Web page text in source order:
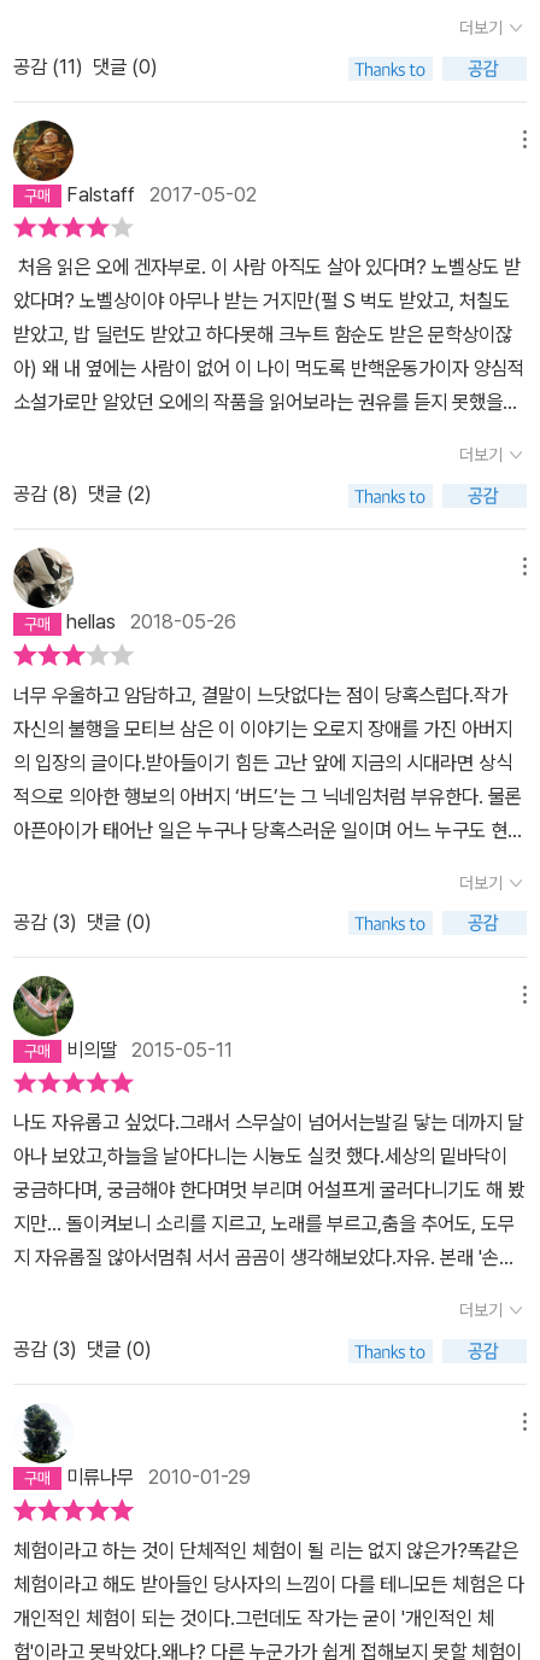
하지만 태어날 아이가 그 뚜껑을 꽝 하고 내리덮어 버릴 것이다. (14
p)” 태어날 아이를 기다리는 그의 심정을 그리는 이 글에서 감옥 문
이라고 하지 않고 감옥 뚜껑이라고 한다. 관 뚜껑과 죽음을 연상케 한
다. 그에게 아이의 탄생이 어떤 의미와 중압감을 주고 있는지를 알려
준다. 이런 불만과 두려움을 느끼고 있는 그에게 ‘뇌헤르니아’라는 질
병으로 기형의 외형을 지닌 아기는 더 깊이 있던 부정적 감정들을 드
러내게 한다. “원장의 겐부츠(現物)라고 하는 단어가 버드에게 ‘가
이부츠(怪物)’라는 단어를 연상시켰다. 그리고 그 괴물이라는 단어
에 들러붙은 가시가 버드의 가슴에 온통 할퀸 자국을 냈다. 버드가 자
기를 소개하고, 내가 아버집니다, 했을 때 의사들이 동요했던 것은 그
들의 귀에 그것이 이런 식으로 울렸기 때문이 아닐까? ‘내가 괴물의
아버집니다.(37p)” 그는 아들로부터 도망치고 싶은 욕망을 느낀다.
아기가 죽기를 바랐던 그는 자신의 에고이즘에 수치심을 느낀다. 그
다리는 동안, 이런 복합적인 감정으로부터 도망치기 위해, 그는 대학
친구 히미코를 찾는다. 그녀는 그의 ‘섹스 엑스퍼트’가 되어준다. 이
지점에서 나는 독자로서 주인공의 심리를 쫓아가는데 실패할 뻔 했
다. 그런데, 지나가듯 말한 이 두 사람의 공감대를 인지하면서 겨우 그
끈을 놓치지 않을 수 있었다. 히미코는 남편의 자살 후 여러 남자들과
가벼운 관계만을 이어가고 있다. 어릴 적 아버지에게 사람은 죽으면
어디로 가냐는 질문을 했다가 뺨을 맞은, 그것이 아버지와의 마지막
기억인, 버드, 그의 자기 몸에 대한 혐오감과 수치심은 거기에 근원을
두고 있다고 생각된다. 그는 대학원에 적응하지 못하고 그만둔 후 2
년 동안 만취 상태로 살았었다. 그는 술에 취함으로 도피하려 했던
“절망적인 자포자기로 몰아가는 근원적인 불만이(17p)” 자신에게 있
못한 채, 어쩌면 그것과 연결되어 있는, 더 심각한 상황을 맞이하고 있
다. 그의 근원적인 불만과 함께 그의 수치심에서 몸에 대한 사회의
근대적 시선을 발견하게 된다. 장애에 대한 혐오는 자신의 몸을 근대
적 시선 안에 가두고 있기 때문이다. 자신의 몸에 대한 혐오를 갖고 있
는 그가 장애를 가진 아들을 받아들이는 것이 쉽지 않음은 당연한 것
이다. 작가는 이 몸에 대한 근대적 사유를 주인공을 통해 부각시키고
낯설게 함으로 고통을 들여다보고 있다고 생각된다. 그의 고통과 대
비되는 아름다운 풍경을 그리는 문장들이 인상적이다. 그가 처한 비
극과 대비되지 않았다면 그 문장들이 그렇게 비수처럼 아름답게 느껴
버드의 동공에, 젖어 있는 길 표면과 더없이 무성한 가로수가 반사하
는 아침빛이 서릿발처럼 선열하게 닥쳐온다. 그 빛을 거슬러 페달을
밟으며 달려 나가려던 버드는 마치 도약대 위에 서 있는 듯한 느낌이
들었다.(42p)” ‘도약대’라는 단어가 주는 이미지 때문에 희망조차
느끼게 하는 풍경으로 읽힐 수도 있다. 그러나 그가 의사를 만나 아들
에 대한 설명을 듣고 큰 병원으로 옮기기 위한 준비를 하기 위해 집으
로 향하는 길이라는 것을 알기에, 이 글은 비극적 상황에 낀 낯선 문장
이 되어버린다. “병원 2층의 창이란 창 모두, 거기다 발코니까지를
가득 채우고, 자리에서 일어나 막 세수를 마친 듯 하얀 맨얼굴을 아침
햇살에 드러낸 임산부들이 이쪽을 내려다보고 있었다. ……특히 발코
니에 나와 있는 임산부들은 복숭아뼈까지 닿는 기다란 잠옷을 미풍에
아닐진대, 그 아이에게 장애의 책임을 미루는 것 같아 너무너무 거북
했다. 즉, 전후 일본 사회의 불안한 모습과 생명 경시의 일본 사회의
았다. 하지만 그런 상황 속에서도 결국 버드는 자신의 자식을 받아들
이고 책임을 다할 것을 결심한다. 아마도 그러하기에 이 소설이 고전
의 반열에 오른 것일테지만, 역시나 나는 일본 문화와는 맞지 않는 것
같다.ㅠ.ㅠ
을 더 잘 썼다라는 느낌을 받았다. 개인적인 체험 중에도 혼자서 그 체
험의 동굴을 자꾸 나아가다 보면, 마침내 인간 일반에 관련된 진실
의 전망이 열리는 샛길로 나올 수 있는 그런 체험이 있지? 그런 경
우, 어쨌든 고통스런개인에게는 고통 뒤의 열매가 주어지는 것이
고, 흑암의 동굴에서괴로운 경험을 했지만 땅 위로 나올 수가 있음
과 동시에 금화 주머니를 손에 넣었던 톰 소여처럼! 그런데 지금 내
가 개인적으로체험하고 있는 고역이란 놈은 다른 어떤 인간 세계로부
터도 고립되어 있는 자기 혼자만의 수혈(竪穴)을 절망적으로 깊숙
이 파들어 가는 것에 불과해. 같은 암흑 속 동굴에서 고통스레 땀을 흘
리지만 나의 체험으로부터는 인간적인 의미의 단 한 조각도 만들
어 지지 않지. 불모의, 수치스러울 따름인 지긋지긋한 웅덩이 파
기 야. 나의 톰 소여는 끝없이 깊은 수혈 밑바닥에서 미쳐 버릴지도몰
라.''아뇨, 저는 여러 번 도망치려 했었어요, 거의 도망쳐 버릴 뻔했었
죠' 하고 버드는 말했다. 그러고는 자기도 모르게 원망스러움을 억누
은 결국 정통적으로 살도록 강요당하는 것인 모양이네요. 기만의 올
무에 걸려 버릴 작정을 하고 있는데도 어느 샌가 그것을 거부하지 않
을 수 없게 되어 버리는 그런 식으로요.
더보기
공감 (11) 댓글 (0)
Falstaff 2017-05-02
처음 읽은 오에 겐자부로. 이 사람 아직도 살아 있다며? 노벨상도 받
았다며? 노벨상이야 아무나 받는 거지만(펄 S 벅도 받았고, 처칠도
받았고, 밥 딜런도 받았고 하다못해 크누트 함순도 받은 문학상이잖
아) 왜 내 옆에는 사람이 없어 이 나이 먹도록 반핵운동가이자 양심적
소설가로만 알았던 오에의 작품을 읽어보라는 권유를 듣지 못했을
읽는 사람, 증말 한 명도 없다. 책을 읽어나가며 조금은 엉뚱하게도 오
에보다 한 10년 늦게 노벨상을 받은 페르시아 태생의 소설가 도리스
레싱이 쓴 <다섯째 아이>가 떠올랐다. 그리고 자연스럽게 오에의 <
개인적인 체험>이 결국엔 제발 해피 엔드로 끝났으면 좋겠다고, 책을
읽으면서 읽는 순간엔 나름대로 간절해지는 심정 다 이해들 하시지?
그런 간절한 심정이 풍풍 솟구치는 걸 어쩔 수 없었다. <다섯째 아이
>를 읽을 땐 도리스 레싱, 이 작가가 독자에게 즐거운 마지막 페이지
를 결코 선사하지 않을 것이란 걸, 비극적 전망을 계속 보여준 바 있어
그걸 통해 눈치를 챌 수 있어 참담한 마음을 읽는 내내 어찌하지 못했
었는데, 이 책에선? 궁금하시지? 천만의 말씀. 절대 가르쳐드리지 않
는다. 책에는 '버드' 즉 '새'라는 별명을 지닌 신혼의 남자가 주인공으
로 등장한다. 그리고 경사스럽게 첫 아이의 출산을 목전에 둔 상태. 버
드에게도 멈추지 못하는 로망이 있었으니 바로 아프리카 탐험이다.
그는 아내가 산과 병원에서 진통을 겪고 있는 와중에도 책방에 들러
프리카로의 탐험 자금으로 아내 몰래 꿍쳐둔 돈도 3만 엔 가량 되고.
이 인간에겐 아프리카 탐험이나, 거금 3만 엔의 비자금, 하다못해 비
싼 아프리카 지도를 사는 일마저도 그리 바람직하지 않을, 박봉에 시
달리는 학원 강사로 호구를 이어가는데, 영문학을 공부하여 학사를
거쳐 석사의 위를 향해 대학원에서 열라 공부하고 있는 와중에 갑자
기, 아무 이유 없이, 물론 이유가 있기는 있었겠지만 자기 머리로는 왜
자신이 그랬는지 전혀 알지도 못하는 상태에서 난데없이 몇 달을 위
스키에 빠져서 헤어나지 못해 공부의 꿈을 접을 수밖에 없었을 때, 그
의 지도교수이자 학과장의 딸을 인터셉트하여 결혼에 성공한 댓가로
시절엔 그야말로 껌 좀 씹던 몸이 도쿄에서 정착을 하자마자 시새푸
새 하루하루 몸에 근육이 빠져나가기 시작해 이젠 20대 젊은이이긴
하지만 도무지 기력이 없는, 이런 인간, 짐작하시겠지, 맞다 바로 당신
이 짐작하는 헐렁뱅이 젊은이를 떠올리면 딱 맞는다. 아니나달라? 젊
고 어여쁜 아내는 분만대 위에서 기력을 다해 힘을 쓰고 있는 와중에,
20대 후반의 이 청년, 공중전화 걸려고 들어갔던 시내 지하실 사격장
에 '어린' 건달들한테 걸려, 비 쏟아지는 진흙 위에서 와장창 두드려
맞아 이가 하나 부러지는 참경을 겪는다. (이가 부러진 버드. 이가 부
러져본 적이 없어서 잘 모른다. 그래서 네이버에 '이 부러지면 아픈가
요?' 검색해봤더니, '이빨도 뼈인데 부러졌는데 그럼 안 아프겠냐',
''개아픔 채택ㄱㄱ', '이빨도 부서지면 아플 거예요 물론 100%요'의
더보기
공감 (8) 댓글 (2)
hellas 2018-05-26
너무 우울하고 암담하고, 결말이 느닷없다는 점이 당혹스럽다.작가
자신의 불행을 모티브 삼은 이 이야기는 오로지 장애를 가진 아버지
의 입장의 글이다.받아들이기 힘든 고난 앞에 지금의 시대라면 상식
적으로 의아한 행보의 아버지 ‘버드’는 그 닉네임처럼 부유한다. 물론
아픈아이가 태어난 일은 누구나 당혹스러운 일이며 어느 누구도 현실
꿈꾸는 이 철모르는 아빠는 부인의 산고중에도 동네 양아치와 드잡이
를 하더니, 막상 출산이후에는 술과 섹스에 빠져들어 도피를 꾀한다.
당장의 괴로움은 이제 아프리카에 갈 일은 요원하겠구나 정도의 심정
이라 그 지점에서 독자로서 당혹스러웠으나, 태어난 아이를 축복하지
않는 것은 버드 뿐만이 아니다. 아무도 반기지 않는 아이, 부상병처럼
머리에 붕대를 감은 아이는 그저 죽는 것만이 유일하게 해야할 일인
냥.버드의 도피처인 히미코는 그에게 위로와 동시에 자기기만의 기회
를 주는 존재로 등장했는데, 그녀의 이 역할이 어쩐지 위악같이 느껴
져서(게다가 히미코에게 버드는 가해자의 범주아닌가), 이야기의 전
반을 차지하는 이 두사람의 대화 내내 불편할 따름이었다. 정작 아버
지가 된 버드는 내내 상황의 주도권을 히미코에 일임하고 뒤로 물러
서 있는 모양새 때문일까.그야말로 버드는 막바지의 결심 전까지 ‘우
울한 백치’(240) 같을 뿐이다.어떤 이라도 버드의 어떤 결정에 왈가
왈부할 수는 없을 것이다. 나 조차도 읽는 내내 아이의 무탈을 빌었는
이 시렸으나......물론 작가에게는 모티프만 같을 뿐인 이 이야기는 결
국 어떤 해피엔딩의 형태가 되었으나, 사실 내가 원한 결말은 사적으
로 출판했다는 비극의 형태였는을지도 모른다는 의문이 남았다. 그리
고 작가 자신이 이 이야기를 ‘청춘 소설’이라고 여긴다고 한 점도 이해
하기는 어려웠다. 방황이 청춘이라는 것인지 묻고 싶을 따름. ‘그가 꿋
꿋이 견지하고 있는, 의지에 의해 선택된 명랑함과 낙관주의는 눈물
겹게 우리를 위로하고 격려하는 것’(299, 해설)이라고? 정말 모를 문
장이다.‘아폴리네르처럼, 머리에 붕대를 감고”하며 교수는 그럴듯한
더보기
공감 (3) 댓글 (0)
비의딸 2015-05-11
나도 자유롭고 싶었다.그래서 스무살이 넘어서는발길 닿는 데까지 달
아나 보았고,하늘을 날아다니는 시늉도 실컷 했다.세상의 밑바닥이
궁금하다며, 궁금해야 한다며멋 부리며 어설프게 굴러다니기도 해 봤
지만... 돌이켜보니 소리를 지르고, 노래를 부르고,춤을 추어도, 도무
지 자유롭질 않아서멈춰 서서 곰곰이 생각해보았다.자유. 본래 '손에
운'돌멩이 같은 것 하나가 콕 박혀있어내가 아무리 달리고, 날고, 굴러
도나를 가볍게 하지 않았구나 싶은 것이었다.가족이 언제나 돌멩이처
럼 그곳에 있었다. 그러나 여전히 자유롭고 싶다.그래서 내 가슴 아래
에서 신호를 보내면가족을 돌아보기로 했다.그러면 좀 더 자유로워지
는 것 같았다.-김수박의 민들레 중 '가족'(2015. 5. 6.일자 한겨레 신
문에서) 짜르르한 아픔이 전해져 왔다. 큼지막한 시계를 차고 가슴에
얹은 그림 속 남자의 손 언저리에서. 남자의 가슴 속에 돌맹이 처럼 자
리잡고 있을 가족이라는 이름의 아픔이 그대로 내게도 전해진 것이
다. 더도 덜도 아닌 자유를 갈망하는 딱 그만큼의 아픔이었다. 그리고
그것은 비단 내 아픔만이 아닌 내 남편의 아픔이기도 할 것이라는 짐
더보기
공감 (3) 댓글 (0)
미류나무 2010-01-29
체험이라고 하는 것이 단체적인 체험이 될 리는 없지 않은가?똑같은
체험이라고 해도 받아들인 당사자의 느낌이 다를 테니모든 체험은 다
개인적인 체험이 되는 것이다.그런데도 작가는 굳이 '개인적인 체
험'이라고 못박았다.왜냐? 다른 누군가가 쉽게 접해보지 못할 체험이